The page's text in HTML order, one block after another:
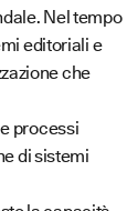
Nel tempo
editoriali e
che
processi
di sistemi